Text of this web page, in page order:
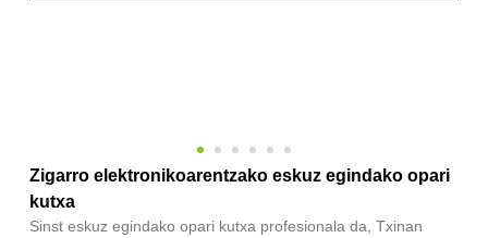
Zigarro elektronikoarentzako eskuz egindako opari
kutxa
Sinst eskuz egindako opari kutxa profesionala da, Txinan